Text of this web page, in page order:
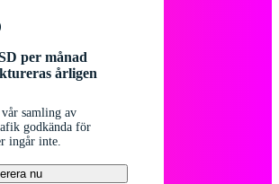
per månad
årligen
samling av
godkända för
ingår inte.
nu